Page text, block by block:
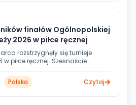
finałów Ogólnopolskiej
2026 w piłce ręcznej
rozstrzygnęły się turnieje
w piłce ręcznej. Szesnaście
prawo gry w majowych
w Łodzi.
Polska Czytaj